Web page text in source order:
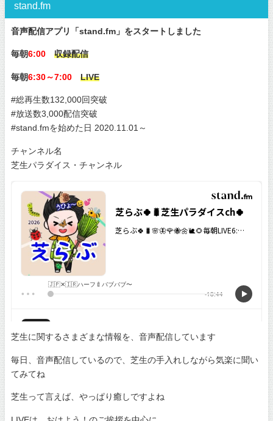
stand.fm
音声配信アプリ「stand.fm」をスタートしました
毎朝6:00 収録配信
毎朝6:30～7:00 LIVE
#総再生数132,000回突破
#放送数3,000配信突破
#stand.fmを始めた日 2020.11.01～
チャンネル名
芝生パラダイス・チャンネル
芝生に関するさまざまな情報を、音声配信しています
毎日、音声配信しているので、芝生の手入れしながら気楽に聞い
てみてね
芝生って言えば、やっぱり癒しですよね